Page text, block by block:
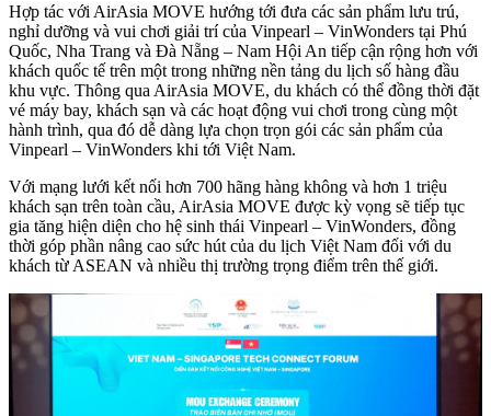
Hợp tác với AirAsia MOVE hướng tới đưa các sản phẩm lưu trú,
nghỉ dưỡng và vui chơi giải trí của Vinpearl – VinWonders tại Phú
Quốc, Nha Trang và Đà Nẵng – Nam Hội An tiếp cận rộng hơn với
khách quốc tế trên một trong những nền tảng du lịch số hàng đầu
khu vực. Thông qua AirAsia MOVE, du khách có thể đồng thời đặt
vé máy bay, khách sạn và các hoạt động vui chơi trong cùng một
hành trình, qua đó dễ dàng lựa chọn trọn gói các sản phẩm của
Vinpearl – VinWonders khi tới Việt Nam.
Với mạng lưới kết nối hơn 700 hãng hàng không và hơn 1 triệu
khách sạn trên toàn cầu, AirAsia MOVE được kỳ vọng sẽ tiếp tục
gia tăng hiện diện cho hệ sinh thái Vinpearl – VinWonders, đồng
thời góp phần nâng cao sức hút của du lịch Việt Nam đối với du
khách từ ASEAN và nhiều thị trường trọng điểm trên thế giới.